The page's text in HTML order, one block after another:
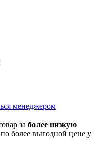
менеджером
за более низкую
более выгодной цене у